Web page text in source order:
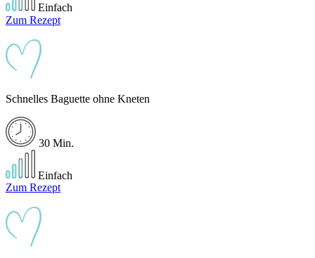
Einfach
Zum Rezept
Schnelles Baguette ohne Kneten
30 Min.
Einfach
Zum Rezept